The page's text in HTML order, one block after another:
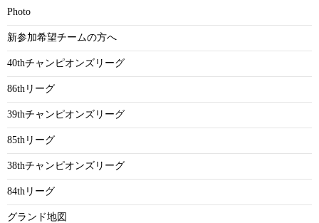
Photo
新参加希望チームの方へ
40thチャンピオンズリーグ
86thリーグ
39thチャンピオンズリーグ
85thリーグ
38thチャンピオンズリーグ
84thリーグ
グランド地図